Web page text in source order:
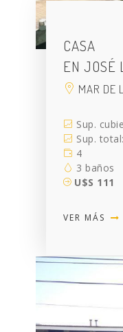
CASA
EN
MAR DE
Sup.
Sup.
4
3 baños
U$S 111
VER MÁS